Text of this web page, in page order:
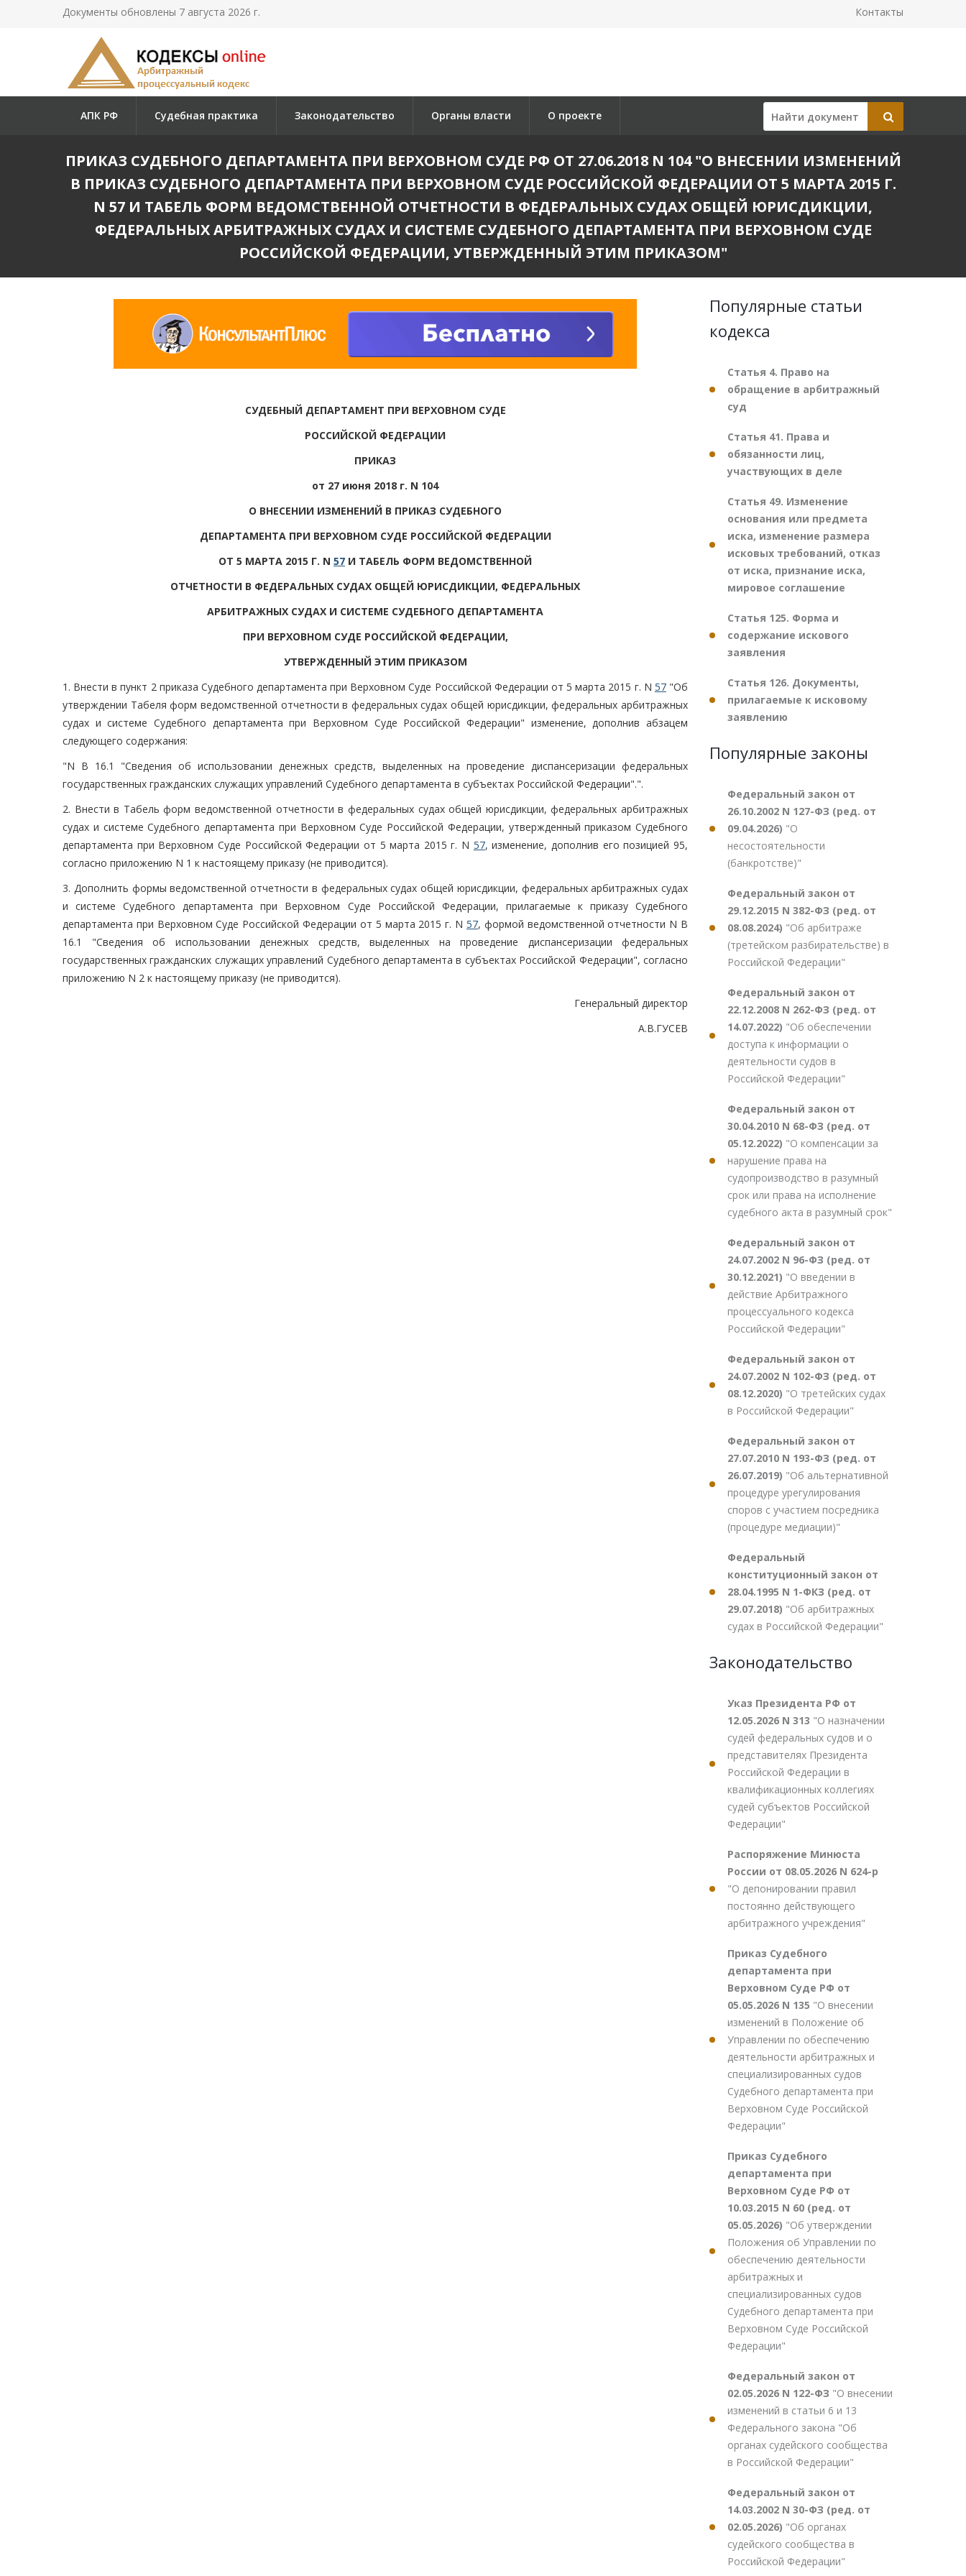
Документы обновлены 7 августа 2026 г. Контакты
АПК РФ Судебная практика Законодательство Органы власти О проекте
ПРИКАЗ СУДЕБНОГО ДЕПАРТАМЕНТА ПРИ ВЕРХОВНОМ СУДЕ РФ ОТ 27.06.2018 N 104 "О ВНЕСЕНИИ ИЗМЕНЕНИЙ
В ПРИКАЗ СУДЕБНОГО ДЕПАРТАМЕНТА ПРИ ВЕРХОВНОМ СУДЕ РОССИЙСКОЙ ФЕДЕРАЦИИ ОТ 5 МАРТА 2015 Г.
N 57 И ТАБЕЛЬ ФОРМ ВЕДОМСТВЕННОЙ ОТЧЕТНОСТИ В ФЕДЕРАЛЬНЫХ СУДАХ ОБЩЕЙ ЮРИСДИКЦИИ,
ФЕДЕРАЛЬНЫХ АРБИТРАЖНЫХ СУДАХ И СИСТЕМЕ СУДЕБНОГО ДЕПАРТАМЕНТА ПРИ ВЕРХОВНОМ СУДЕ
РОССИЙСКОЙ ФЕДЕРАЦИИ, УТВЕРЖДЕННЫЙ ЭТИМ ПРИКАЗОМ"
СУДЕБНЫЙ ДЕПАРТАМЕНТ ПРИ ВЕРХОВНОМ СУДЕ
РОССИЙСКОЙ ФЕДЕРАЦИИ
ПРИКАЗ
от 27 июня 2018 г. N 104
О ВНЕСЕНИИ ИЗМЕНЕНИЙ В ПРИКАЗ СУДЕБНОГО
ДЕПАРТАМЕНТА ПРИ ВЕРХОВНОМ СУДЕ РОССИЙСКОЙ ФЕДЕРАЦИИ
ОТ 5 МАРТА 2015 Г. N 57 И ТАБЕЛЬ ФОРМ ВЕДОМСТВЕННОЙ
ОТЧЕТНОСТИ В ФЕДЕРАЛЬНЫХ СУДАХ ОБЩЕЙ ЮРИСДИКЦИИ, ФЕДЕРАЛЬНЫХ
АРБИТРАЖНЫХ СУДАХ И СИСТЕМЕ СУДЕБНОГО ДЕПАРТАМЕНТА
ПРИ ВЕРХОВНОМ СУДЕ РОССИЙСКОЙ ФЕДЕРАЦИИ,
УТВЕРЖДЕННЫЙ ЭТИМ ПРИКАЗОМ
1. Внести в пункт 2 приказа Судебного департамента при Верховном Суде Российской Федерации от 5 марта 2015 г. N 57"Об
утверждении Табеля форм ведомственной отчетности в федеральных судах общей юрисдикции, федеральных арбитражных
судах и системе Судебного департамента при Верховном Суде Российской Федерации" изменение, дополнив абзацем
следующего содержания:
"N В 16.1 "Сведения об использовании денежных средств, выделенных на проведение диспансеризации федеральных
государственных гражданских служащих управлений Судебного департамента в субъектах Российской Федерации".".
2. Внести в Табель форм ведомственной отчетности в федеральных судах общей юрисдикции, федеральных арбитражных
судах и системе Судебного департамента при Верховном Суде Российской Федерации, утвержденный приказом Судебного
департамента при Верховном Суде Российской Федерации от 5 марта 2015 г. N 57, изменение, дополнив его позицией 95,
согласно приложению N 1 к настоящему приказу (не приводится).
3. Дополнить формы ведомственной отчетности в федеральных судах общей юрисдикции, федеральных арбитражных судах
и системе Судебного департамента при Верховном Суде Российской Федерации, прилагаемые к приказу Судебного
департамента при Верховном Суде Российской Федерации от 5 марта 2015 г. N 57, формой ведомственной отчетности N В
16.1 "Сведения об использовании денежных средств, выделенных на проведение диспансеризации федеральных
государственных гражданских служащих управлений Судебного департамента в субъектах Российской Федерации", согласно
приложению N 2 к настоящему приказу (не приводится).
Генеральный директор
А.В.ГУСЕВ
Популярные статьи
кодекса
Статья 4. Право на
обращение в арбитражный
суд
Статья 41. Права и
обязанности лиц,
участвующих в деле
Статья 49. Изменение
основания или предмета
иска, изменение размера
исковых требований, отказ
от иска, признание иска,
мировое соглашение
Статья 125. Форма и
содержание искового
заявления
Статья 126. Документы,
прилагаемые к исковому
заявлению
Популярные законы
Федеральный закон от
26.10.2002 N 127-ФЗ (ред. от
09.04.2026) "О
несостоятельности
(банкротстве)"
Федеральный закон от
29.12.2015 N 382-ФЗ (ред. от
08.08.2024) "Об арбитраже
(третейском разбирательстве) в
Российской Федерации"
Федеральный закон от
22.12.2008 N 262-ФЗ (ред. от
14.07.2022) "Об обеспечении
доступа к информации о
деятельности судов в
Российской Федерации"
Федеральный закон от
30.04.2010 N 68-ФЗ (ред. от
05.12.2022) "О компенсации за
нарушение права на
судопроизводство в разумный
срок или права на исполнение
судебного акта в разумный срок"
Федеральный закон от
24.07.2002 N 96-ФЗ (ред. от
30.12.2021) "О введении в
действие Арбитражного
процессуального кодекса
Российской Федерации"
Федеральный закон от
24.07.2002 N 102-ФЗ (ред. от
08.12.2020) "О третейских судах
в Российской Федерации"
Федеральный закон от
27.07.2010 N 193-ФЗ (ред. от
26.07.2019) "Об альтернативной
процедуре урегулирования
споров с участием посредника
(процедуре медиации)"
Федеральный
конституционный закон от
28.04.1995 N 1-ФКЗ (ред. от
29.07.2018) "Об арбитражных
судах в Российской Федерации"
Законодательство
Указ Президента РФ от
12.05.2026 N 313 "О назначении
судей федеральных судов и о
представителях Президента
Российской Федерации в
квалификационных коллегиях
судей субъектов Российской
Федерации"
Распоряжение Минюста
России от 08.05.2026 N 624-р
"О депонировании правил
постоянно действующего
арбитражного учреждения"
Приказ Судебного
департамента при
Верховном Суде РФ от
05.05.2026 N 135 "О внесении
изменений в Положение об
Управлении по обеспечению
деятельности арбитражных и
специализированных судов
Судебного департамента при
Верховном Суде Российской
Федерации"
Приказ Судебного
департамента при
Верховном Суде РФ от
10.03.2015 N 60 (ред. от
05.05.2026) "Об утверждении
Положения об Управлении по
обеспечению деятельности
арбитражных и
специализированных судов
Судебного департамента при
Верховном Суде Российской
Федерации"
Федеральный закон от
02.05.2026 N 122-ФЗ "О внесении
изменений в статьи 6 и 13
Федерального закона "Об
органах судейского сообщества
в Российской Федерации"
Федеральный закон от
14.03.2002 N 30-ФЗ (ред. от
02.05.2026) "Об органах
судейского сообщества в
Российской Федерации"